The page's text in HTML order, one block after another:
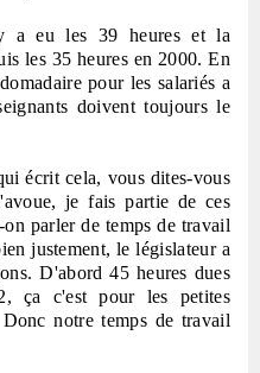
eu les 39 heures et la
les 35 heures en 2000. En
pour les salariés a
doivent toujours le
écrit cela, vous dites-vous
je fais partie de ces
parler de temps de travail
justement, le législateur a
D'abord 45 heures dues
ça c'est pour les petites
notre temps de travail